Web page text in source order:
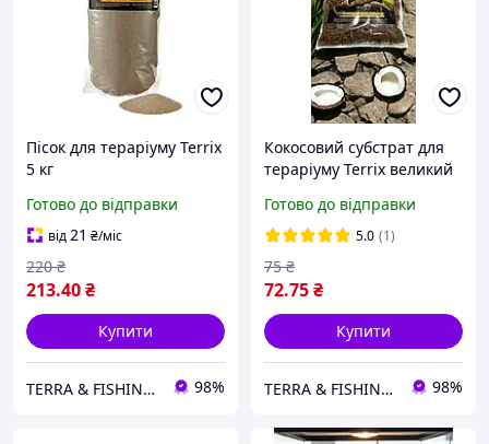
Пісок для тераріуму Terrix
5 кг
Готово до відправки
від21 ₴/міс
213.40₴
220 ₴
Купити
TERRA & FISHING SHOP 98%
Кокосовий субстрат для
тераріуму Terrix великий
Готово до відправки
5.0 (1)
72.75₴
75 ₴
Купити
TERRA & FISHING SHOP 98%